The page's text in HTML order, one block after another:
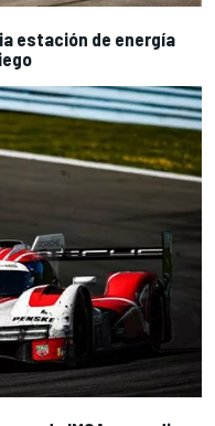
estación de energía